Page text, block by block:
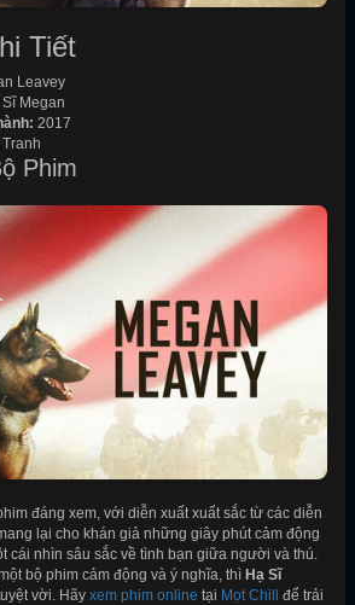
Tiết
Leavey
Sĩ Megan
2017
Phim
đáng xem, với diễn xuất xuất sắc từ các diễn
lại cho khán giả những giây phút cảm động
cái nhìn sâu sắc về tình bạn giữa người và thú.
bộ phim cảm động và ý nghĩa, thì Hạ Sĩ
vời. Hãy xem phim online tại Mọt Chill để trải